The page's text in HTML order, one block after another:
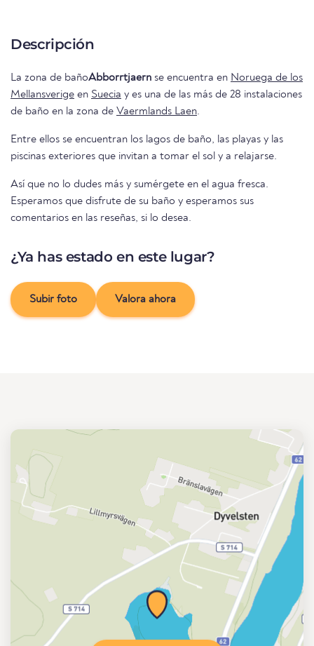
Descripción
La zona de bañoAbborrtjaern se encuentra en Noruega de los
Mellansverige en Suecia y es una de las más de 28 instalaciones
de baño en la zona de Vaermlands Laen.
Entre ellos se encuentran los lagos de baño, las playas y las
piscinas exteriores que invitan a tomar el sol y a relajarse.
Así que no lo dudes más y sumérgete en el agua fresca.
Esperamos que disfrute de su baño y esperamos sus
comentarios en las reseñas, si lo desea.
¿Ya has estado en este lugar?
Subir foto Valora ahora